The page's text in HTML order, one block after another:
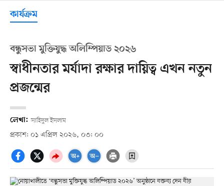
কার্যক্রম
বন্ধুসভা মুক্তিযুদ্ধ অলিম্পিয়াড ২০২৬
স্বাধীনতার মর্যাদা রক্ষার দায়িত্ব এখন নতুন
প্রজন্মের
লেখা: সাহিদুল ইসলাম
প্রকাশ: ০১ এপ্রিল ২০২৬, ০৩: ০০